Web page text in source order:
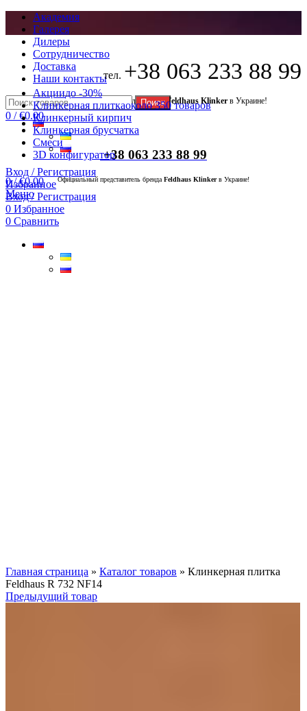
Академия
Галерея
Дилеры
Сотрудничество
Доставка
Наши контакты
Официальный представитель брендаFeldhaus Klinker в Украине!
Вход / Регистрация
Избранное
Вход / Регистрация
0 Избранное
0 Сравнить
тел. +38 063 233 88 99
Поиск
0 / €0.00
+38 063 233 88 99
0/ €0.00
Меню
Акциидо -30%
Клинкерная плиткаоколо 350 товаров
Клинкерный кирпич
Клинкерная брусчатка
Смеси
3D конфигуратор
Официальный представитель бренда Feldhaus Klinkerв Украине!
Главная страница » Каталог товаров » Клинкерная плитка
Feldhaus R 732 NF14
Предыдущий товар